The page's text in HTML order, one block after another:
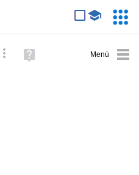
Búsqueda avanzada
Ayuda
(en